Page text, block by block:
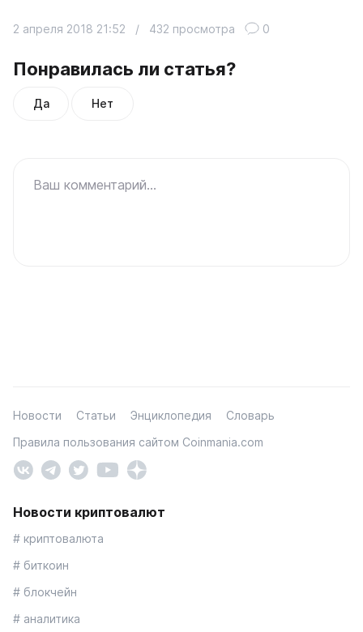
Понравилась ли статья?
Да Нет
2 апреля 2018 21:52 / 432 просмотра 0
Ваш комментарий...
Новости Статьи Энциклопедия
Словарь
Правила пользования сайтом Coinmania.com
Новости криптовалют
# криптовалюта
# биткоин
# блокчейн
# аналитика